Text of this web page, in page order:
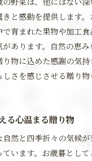
と感動を提供します
で育まれた果物や加工
があります。自然の恵
り物に込めた感謝の気
さを感じさせる贈り
る心温まる贈り物
然と四季折々の気候
います。お歳暮とし